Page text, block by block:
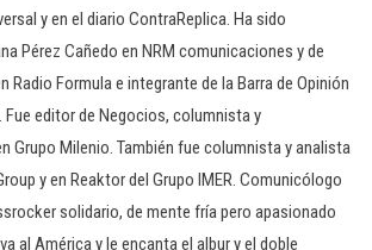
y en el diario ContraReplica. Ha sido
Pérez Cañedo en NRM comunicaciones y de
Radio Formula e integrante de la Barra de Opinión
Fue editor de Negocios, columnista y
Grupo Milenio. También fue columnista y analista
y en Reaktor del Grupo IMER. Comunicólogo
solidario, de mente fría pero apasionado
al América y le encanta el albur y el doble